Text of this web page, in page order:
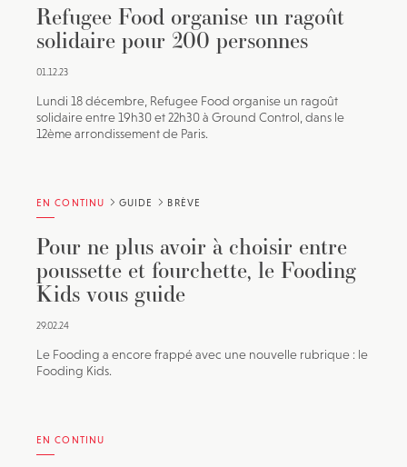
Refugee Food organise un ragoût
solidaire pour 200 personnes
01.12.23
Lundi 18 décembre, Refugee Food organise un ragoût
solidaire entre 19h30 et 22h30 à Ground Control, dans le
12ème arrondissement de Paris.
EN CONTINU GUIDE BRÈVE
Pour ne plus avoir à choisir entre
poussette et fourchette, le Fooding
Kids vous guide
29.02.24
Le Fooding a encore frappé avec une nouvelle rubrique : le
Fooding Kids.
EN CONTINU